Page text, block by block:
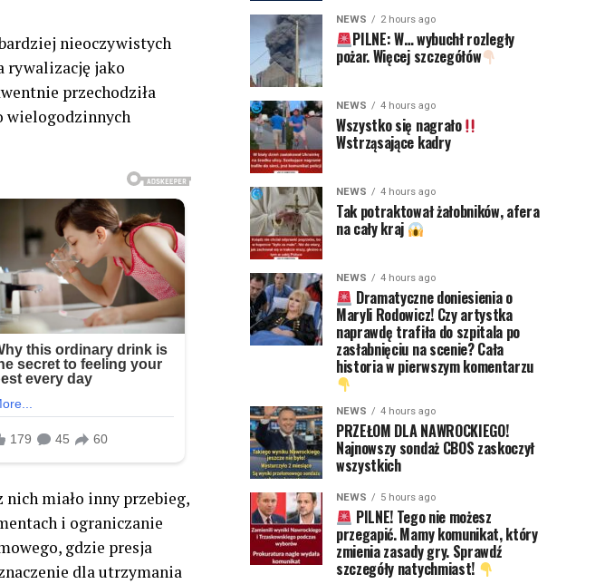
nieoczywistych
rywalizację jako
przechodziła
wielogodzinnych
nich miało inny przebieg,
i ograniczanie
gdzie presja
dla utrzymania
NEWS 2 hours ago
PILNE: W… wybuchł rozległy
pożar. Więcej szczegółów
NEWS 4 hours ago
Wszystko się nagrało
Wstrząsające kadry
NEWS 4 hours ago
Tak potraktował żałobników, afera
na cały kraj
NEWS 4 hours ago
Dramatyczne doniesienia o
Maryli Rodowicz! Czy artystka
naprawdę trafiła do szpitala po
zasłabnięciu na scenie? Cała
historia w pierwszym komentarzu
NEWS 4 hours ago
PRZEŁOM DLA NAWROCKIEGO!
Najnowszy sondaż CBOS zaskoczył
wszystkich
NEWS 5 hours ago
PILNE! Tego nie możesz
przegapić. Mamy komunikat, który
zmienia zasady gry. Sprawdź
szczegóły natychmiast!